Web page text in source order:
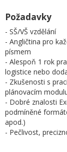
Požadavky
- SŠ/VŠ vzdělání
- Angličtina pro
písmem
- Alespoň 1 rok
logistice nebo
- Zkušenosti s
plánovacím
- Dobré znalosti
podmíněné
apod.)
- Pečlivost,